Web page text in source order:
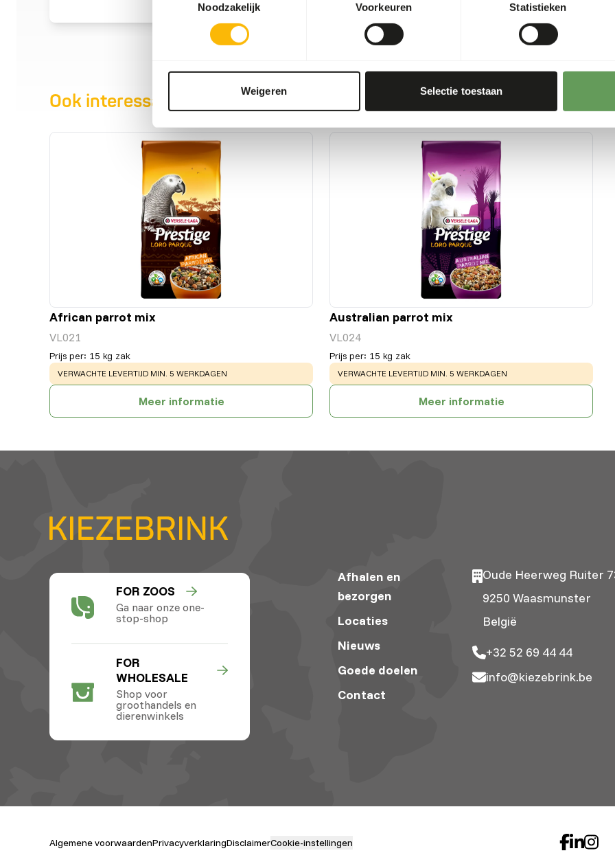
Noodzakelijk
Voorkeuren Statistieken
Weigeren Selectie toestaan
Ook interessant
African parrot mix
VL021
Prijs per: 15 kg zak
WARNING:
VERWACHTE LEVERTIJD MIN. 5 WERKDAGEN
Meer informatie
Australian parrot mix
VL024
Prijs per: 15 kg zak
WARNING:
VERWACHTE LEVERTIJD MIN. 5 WERKDAGEN
Meer informatie
FOR ZOOS
Ga naar onze one-
stop-shop
FOR
WHOLESALE
Shop voor
groothandels en
dierenwinkels
Afhalen en
bezorgen
Locaties
Nieuws
Goede doelen
Contact
Oude Heerweg Ruiter
9250 Waasmunster
België
+32 52 69 44 44
info@kiezebrink.be
Algemene voorwaardenPrivacyverklaringDisclaimerCookie-instellingen